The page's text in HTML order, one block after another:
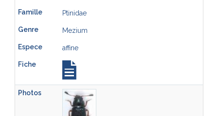
Ptinidae
Mezium
affine